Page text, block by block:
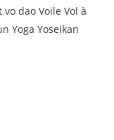
dao Voile Vol à
Yoga Yoseikan